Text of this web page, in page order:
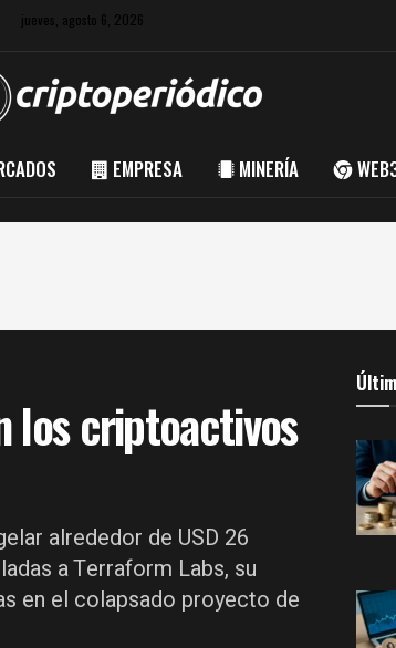
jueves, agosto 6, 2026
EMPRESA MINERÍA
los criptoactivos
alrededor de USD 26
a Terraform Labs, su
en el colapsado proyecto de